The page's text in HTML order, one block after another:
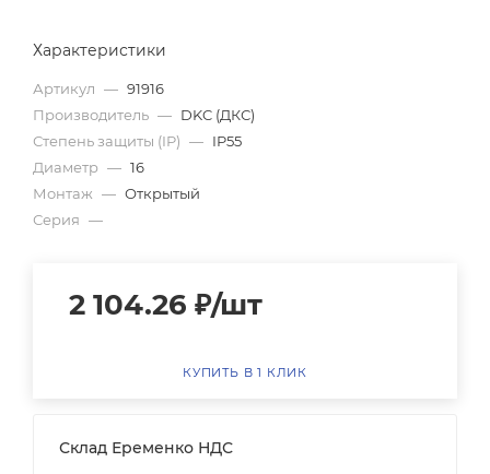
Характеристики
Артикул — 91916
Производитель — DKC (ДКС)
Степень защиты (IP) — IP55
Диаметр — 16
Монтаж — Открытый
Серия —
2 104.26 ₽/шт
КУПИТЬ В 1 КЛИК
Склад Еременко НДС